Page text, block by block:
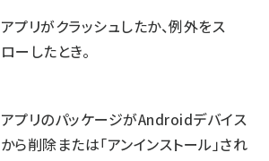
アプリがクラッシュしたか、例外をス
ローしたとき。
アプリのパッケージがAndroidデバイス
から削除または「アンインストール」され